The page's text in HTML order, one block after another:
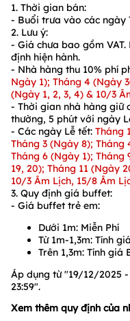
1. Thời gian bán:
- Buổi trưa vào các ngày
2. Lưu ý:
- Giá chưa bao gồm
định hiện hành.
- Nhà hàng thu 10% phí
Ngày 1); Tháng 4 (Ngày
(Ngày 1, 2, 3, 4) & 10/3
- Thời gian nhà hàng giữ
thường, 5 phút với ngày
- Các ngày Lễ tết: Tháng
Tháng 3 (Ngày 8); Tháng
Tháng 6 (Ngày 1); Tháng
19, 20); Tháng 11 (Ngày
10/3 Âm Lịch, 15/8 Âm
3. Quy định giá buffet:
- Giá buffet trẻ em:
Dưới 1m: Miễn Phí
Từ 1m-1,3m: Tính giá
Trên 1,3m: Tính giá
Áp dụng từ "19/12/2025
23:59".
Xem thêm quy định của